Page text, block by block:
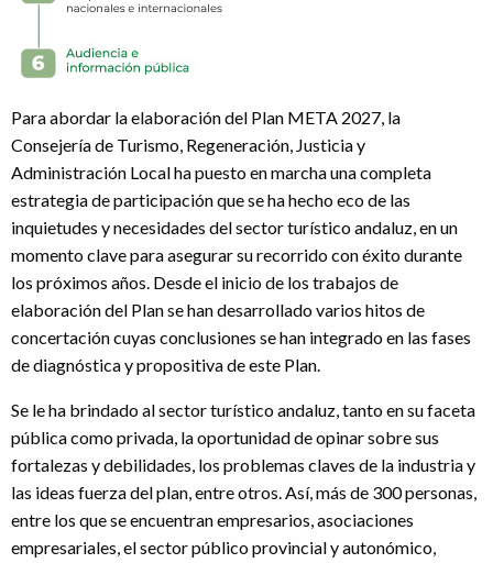
Para abordar la elaboración del Plan META 2027, la
Consejería de Turismo, Regeneración, Justicia y
Administración Local ha puesto en marcha una completa
estrategia de participación que se ha hecho eco de las
inquietudes y necesidades del sector turístico andaluz, en un
momento clave para asegurar su recorrido con éxito durante
los próximos años. Desde el inicio de los trabajos de
elaboración del Plan se han desarrollado varios hitos de
concertación cuyas conclusiones se han integrado en las fases
de diagnóstica y propositiva de este Plan.
Se le ha brindado al sector turístico andaluz, tanto en su faceta
pública como privada, la oportunidad de opinar sobre sus
fortalezas y debilidades, los problemas claves de la industria y
las ideas fuerza del plan, entre otros. Así, más de 300 personas,
entre los que se encuentran empresarios, asociaciones
empresariales, el sector público provincial y autonómico,